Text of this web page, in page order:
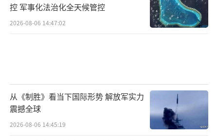
控 军事化法治化全天候管控
2026-08-06 14:47:02
从《制胜》看当下国际形势 解放军实力
震撼全球
2026-08-06 14:45:19